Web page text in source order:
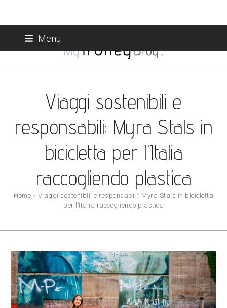
Menu
Viaggi sostenibili e
responsabili: Myra Stals in
bicicletta per l’Italia
raccogliendo plastica
Home » Viaggi sostenibili e responsabili: Myra Stals in bicicletta
per l’Italia raccogliendo plastica